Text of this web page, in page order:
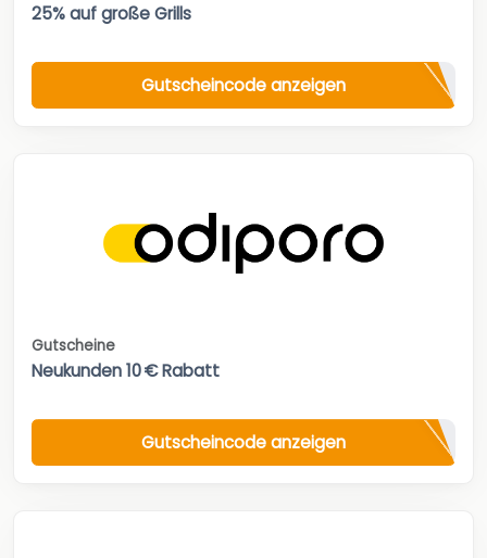
25% auf große Grills
Gutscheincode anzeigen
Gutscheine
Neukunden 10 € Rabatt
Gutscheincode anzeigen